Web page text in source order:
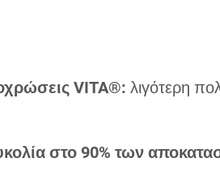
VITA®: λιγότερη
στο 90% των